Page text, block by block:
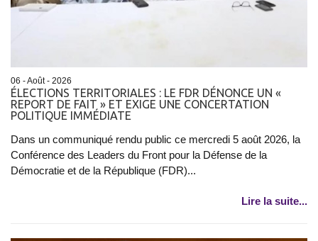
06 - Août - 2026
ÉLECTIONS TERRITORIALES : LE FDR DÉNONCE UN «
REPORT DE FAIT » ET EXIGE UNE CONCERTATION
POLITIQUE IMMÉDIATE
Dans un communiqué rendu public ce mercredi 5 août 2026, la
Conférence des Leaders du Front pour la Défense de la
Démocratie et de la République (FDR)...
Lire la suite...